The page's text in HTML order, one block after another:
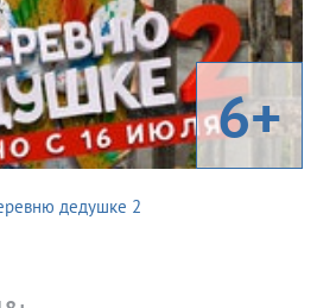
6+
дедушке 2